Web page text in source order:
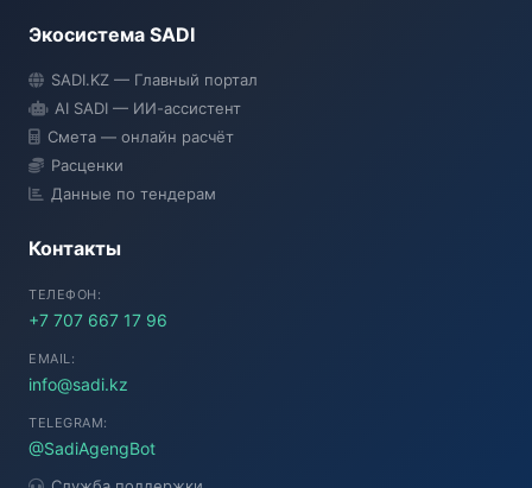
Экосистема SADI
SADI.KZ — Главный портал
AI SADI — ИИ-ассистент
Смета — онлайн расчёт
Расценки
Данные по тендерам
Контакты
ТЕЛЕФОН:
+7 707 667 17 96
EMAIL:
info@sadi.kz
TELEGRAM:
@SadiAgengBot
● Подключение...